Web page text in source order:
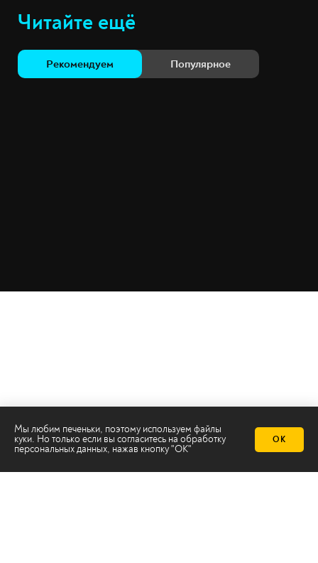
Читайте ещё
Рекомендуем Популярное
Мы любим печеньки, поэтому используем файлы
куки. Но только если вы согласитесь на обработку
персональных данных, нажав кнопку "ОК"
ОК